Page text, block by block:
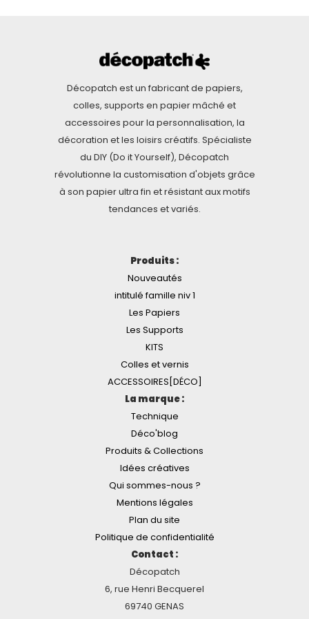
Décopatch est un fabricant de papiers,
colles, supports en papier mâché et
accessoires pour la personnalisation, la
décoration et les loisirs créatifs. Spécialiste
du DIY (Do it Yourself), Décopatch
révolutionne la customisation d'objets grâce
à son papier ultra fin et résistant aux motifs
tendances et variés.
Produits :
Nouveautés
intitulé famille niv 1
Les Papiers
Les Supports
KITS
Colles et vernis
ACCESSOIRES[DÉCO]
La marque :
Technique
Déco'blog
Produits & Collections
Idées créatives
Qui sommes-nous ?
Mentions légales
Plan du site
Politique de confidentialité
Contact :
Décopatch
6, rue Henri Becquerel
69740 GENAS